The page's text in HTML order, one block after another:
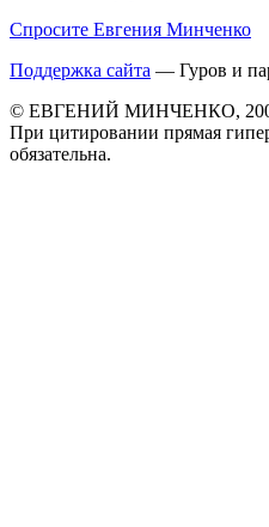
Спросите Евгения Минченко
Поддержка сайта — Гуров и
© ЕВГЕНИЙ МИНЧЕНКО,
При цитировании прямая
обязательна.